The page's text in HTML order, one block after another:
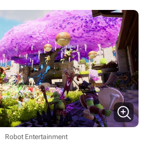
Robot Entertainment